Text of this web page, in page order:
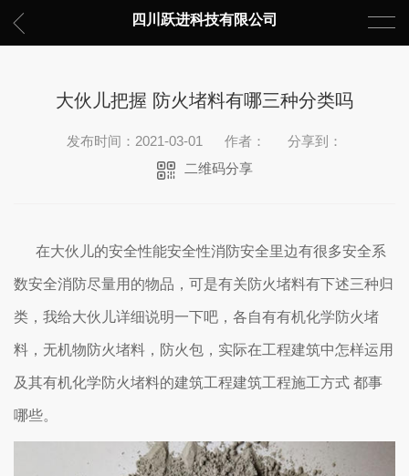
四川跃进科技有限公司
大伙儿把握 防火堵料有哪三种分类吗
发布时间：2021-03-01 作者：
分享到：
二维码分享
在大伙儿的安全性能安全性消防安全里边有很多安全系
数安全消防尽量用的物品，可是有关防火堵料有下述三种归
类，我给大伙儿详细说明一下吧，各自有有机化学防火堵
料，无机物防火堵料，防火包，实际在工程建筑中怎样运用
及其有机化学防火堵料的建筑工程建筑工程施工方式 都事
哪些。